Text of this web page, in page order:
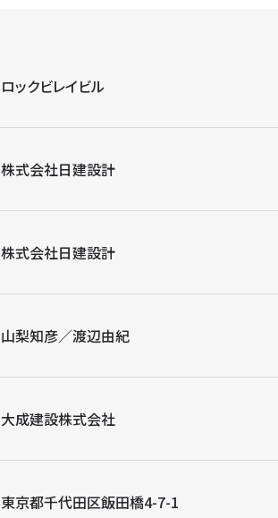
ロックビレイビル
株式会社日建設計
株式会社日建設計
山梨知彦／渡辺由紀
大成建設株式会社
東京都千代田区飯田橋4-7-1